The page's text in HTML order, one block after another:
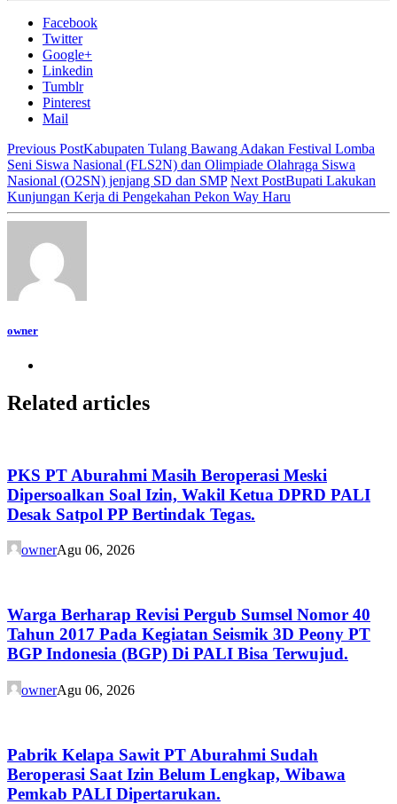
Facebook
Twitter
Google+
Linkedin
Tumblr
Pinterest
Mail
Previous PostKabupaten Tulang Bawang Adakan Festival Lomba
Seni Siswa Nasional (FLS2N) dan Olimpiade Olahraga Siswa
Nasional (O2SN) jenjang SD dan SMP Next PostBupati Lakukan
Kunjungan Kerja di Pengekahan Pekon Way Haru
owner
Related articles
PKS PT Aburahmi Masih Beroperasi Meski
Dipersoalkan Soal Izin, Wakil Ketua DPRD PALI
Desak Satpol PP Bertindak Tegas.
ownerAgu 06, 2026
Warga Berharap Revisi Pergub Sumsel Nomor 40
Tahun 2017 Pada Kegiatan Seismik 3D Peony PT
BGP Indonesia (BGP) Di PALI Bisa Terwujud.
ownerAgu 06, 2026
Pabrik Kelapa Sawit PT Aburahmi Sudah
Beroperasi Saat Izin Belum Lengkap, Wibawa
Pemkab PALI Dipertarukan.